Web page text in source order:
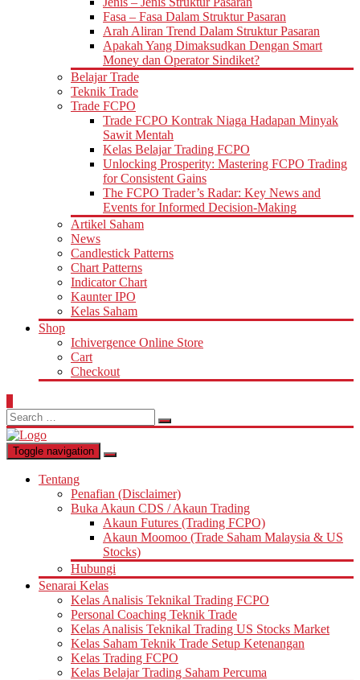
Fasa – Fasa Dalam Struktur Pasaran
Arah Aliran Trend Dalam Struktur Pasaran
Apakah Yang Dimaksudkan Dengan Smart
Money dan Operator Sindiket?
Belajar Trade
Teknik Trade
Trade FCPO
Trade FCPO Kontrak Niaga Hadapan Minyak
Sawit Mentah
Kelas Belajar Trading FCPO
Unlocking Prosperity: Mastering FCPO Trading
for Consistent Gains
The FCPO Trader’s Radar: Key News and
Events for Informed Decision-Making
Artikel Saham
News
Candlestick Patterns
Chart Patterns
Indicator Chart
Kaunter IPO
Kelas Saham
Shop
Ichivergence Online Store
Cart
Checkout
Search
for:
Toggle navigation
Tentang
Penafian (Disclaimer)
Buka Akaun CDS / Akaun Trading
Akaun Futures (Trading FCPO)
Akaun Moomoo (Trade Saham Malaysia & US
Stocks)
Hubungi
Senarai Kelas
Kelas Analisis Teknikal Trading FCPO
Personal Coaching Teknik Trade
Kelas Analisis Teknikal Trading US Stocks Market
Kelas Saham Teknik Trade Setup Ketenangan
Kelas Trading FCPO
Kelas Belajar Trading Saham Percuma